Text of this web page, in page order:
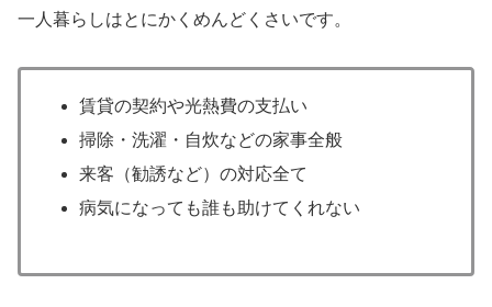
一人暮らしはとにかくめんどくさいです。
賃貸の契約や光熱費の支払い
掃除・洗濯・自炊などの家事全般
来客（勧誘など）の対応全て
病気になっても誰も助けてくれない